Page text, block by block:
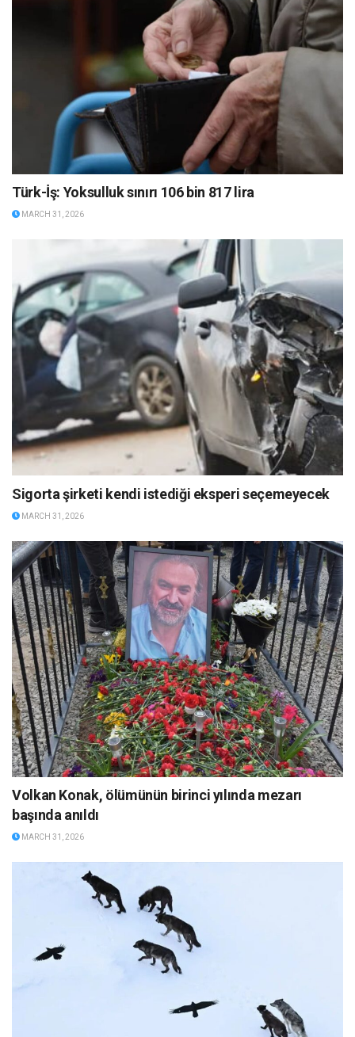
Türk-İş: Yoksulluk sınırı 106 bin 817 lira
MARCH 31, 2026
Sigorta şirketi kendi istediği eksperi seçemeyecek
MARCH 31, 2026
Volkan Konak, ölümünün birinci yılında mezarı
başında anıldı
MARCH 31, 2026